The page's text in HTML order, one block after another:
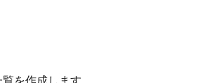
を作成します。